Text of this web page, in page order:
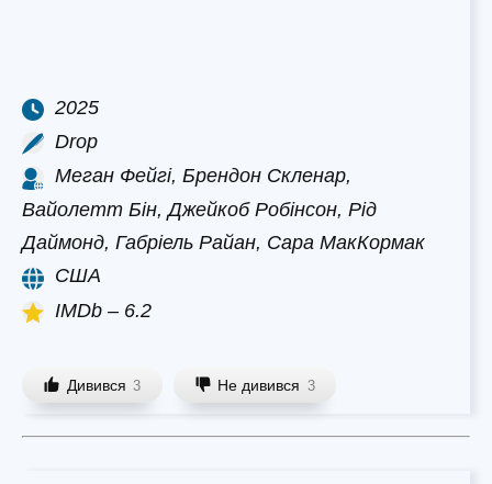
2025
Drop
Меган Фейгі, Брендон Скленар,
Вайолетт Бін, Джейкоб Робінсон, Рід
Даймонд, Габріель Райан, Сара МакКормак
США
IMDb – 6.2
Дивився 3 Не дивився 3